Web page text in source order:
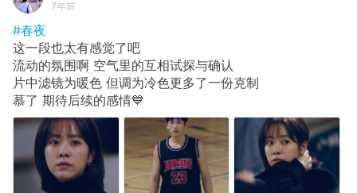
7年前
#春夜
这一段也太有感觉了吧
流动的氛围啊 空气里的互相试探与确认
片中滤镜为暖色 但调为冷色更多了一份克制
慕了 期待后续的感情💙